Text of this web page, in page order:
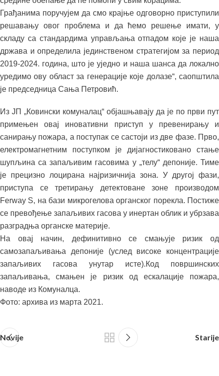
Грађанима поручујем да смо крајње одговорно приступили
решавању овог проблема и да ћемо решење имати, у
складу са стандардима управљања отпадом које је наша
држава и определила јединственом стратегијом за период
2019-2024. година, што је уједно и наша шанса да локално
уредимо ову област за генерације које долазе“, саопштила
је председница Сања Петровић.
Из ЈП „Ковински комуналац“ објашњавају да је по први пут
примењен овај иновативни приступ у превенирању и
санирању пожара, а поступак се састоји из две фазе. Прво,
електромагнетним поступком је дијагностиковано стање
шупљина са запаљивим гасовима у „телу“ депоније. Тиме
је прецизно лоцирана најризичнија зона. У другој фази,
приступа се третирању детектоване зоне производом
Ferway S, на бази микрогелова органског порекла. Постиже
се превођење запаљивих гасова у инертан облик и убрзава
разградња органске материје.
На овај начин, дефинитивно се смањује ризик од
самозапаљивања депоније (услед високе концентрације
запаљивих гасова унутар исте).Код површинских
запаљивања, смањен је ризик од ескалације пожара,
наводе из Комуналца.
Фото: архива из марта 2021.
Novije Starije